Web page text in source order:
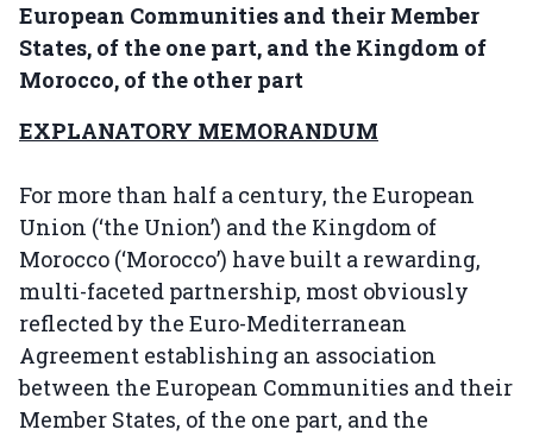
European Communities and their Member
States, of the one part, and the Kingdom of
Morocco, of the other part
EXPLANATORY MEMORANDUM
For more than half a century, the European
Union (‘the Union’) and the Kingdom of
Morocco (‘Morocco’) have built a rewarding,
multi-faceted partnership, most obviously
reflected by the Euro-Mediterranean
Agreement establishing an association
between the European Communities and their
Member States, of the one part, and the